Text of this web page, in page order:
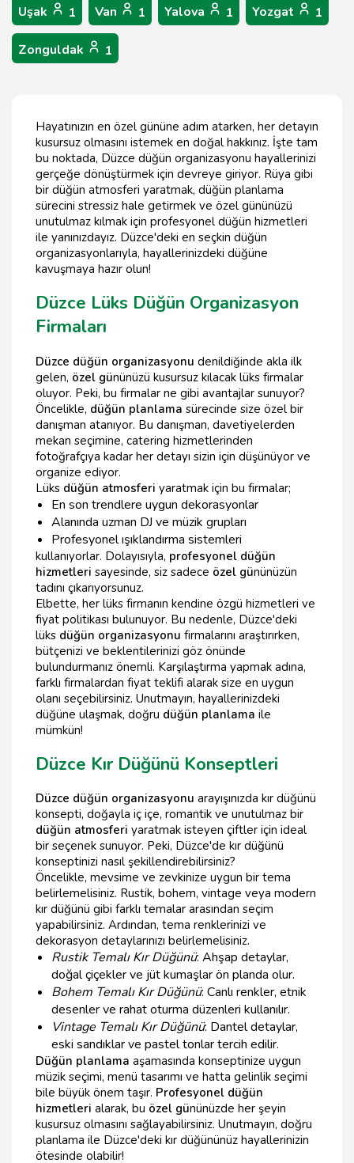
Uşak 1 Van 1 Yalova 1 Yozgat 1
Zonguldak 1
Hayatınızın en özel gününe adım atarken, her detayın
kusursuz olmasını istemek en doğal hakkınız. İşte tam
bu noktada, Düzce düğün organizasyonu hayallerinizi
gerçeğe dönüştürmek için devreye giriyor. Rüya gibi
bir düğün atmosferi yaratmak, düğün planlama
sürecini stressiz hale getirmek ve özel gününüzü
unutulmaz kılmak için profesyonel düğün hizmetleri
ile yanınızdayız. Düzce'deki en seçkin düğün
organizasyonlarıyla, hayallerinizdeki düğüne
kavuşmaya hazır olun!
Düzce Lüks Düğün Organizasyon
Firmaları
Düzce düğün organizasyonu denildiğinde akla ilk
gelen, özel gününüzü kusursuz kılacak lüks firmalar
oluyor. Peki, bu firmalar ne gibi avantajlar sunuyor?
Öncelikle, düğün planlama sürecinde size özel bir
danışman atanıyor. Bu danışman, davetiyelerden
mekan seçimine, catering hizmetlerinden
fotoğrafçıya kadar her detayı sizin için düşünüyor ve
organize ediyor.
Lüks düğün atmosferi yaratmak için bu firmalar;
En son trendlere uygun dekorasyonlar
Alanında uzman DJ ve müzik grupları
Profesyonel ışıklandırma sistemleri
kullanıyorlar. Dolayısıyla, profesyonel düğün
hizmetleri sayesinde, siz sadece özel gününüzün
tadını çıkarıyorsunuz.
Elbette, her lüks firmanın kendine özgü hizmetleri ve
fiyat politikası bulunuyor. Bu nedenle, Düzce'deki
lüks düğün organizasyonu firmalarını araştırırken,
bütçenizi ve beklentilerinizi göz önünde
bulundurmanız önemli. Karşılaştırma yapmak adına,
farklı firmalardan fiyat teklifi alarak size en uygun
olanı seçebilirsiniz. Unutmayın, hayallerinizdeki
düğüne ulaşmak, doğru düğün planlama ile
mümkün!
Düzce Kır Düğünü Konseptleri
Düzce düğün organizasyonu arayışınızda kır düğünü
konsepti, doğayla iç içe, romantik ve unutulmaz bir
düğün atmosferi yaratmak isteyen çiftler için ideal
bir seçenek sunuyor. Peki, Düzce'de kır düğünü
konseptinizi nasıl şekillendirebilirsiniz?
Öncelikle, mevsime ve zevkinize uygun bir tema
belirlemelisiniz. Rustik, bohem, vintage veya modern
kır düğünü gibi farklı temalar arasından seçim
yapabilirsiniz. Ardından, tema renklerinizi ve
dekorasyon detaylarınızı belirlemelisiniz.
Rustik Temalı Kır Düğünü: Ahşap detaylar,
doğal çiçekler ve jüt kumaşlar ön planda olur.
Bohem Temalı Kır Düğünü: Canlı renkler, etnik
desenler ve rahat oturma düzenleri kullanılır.
Vintage Temalı Kır Düğünü: Dantel detaylar,
eski sandıklar ve pastel tonlar tercih edilir.
Düğün planlama aşamasında konseptinize uygun
müzik seçimi, menü tasarımı ve hatta gelinlik seçimi
bile büyük önem taşır. Profesyonel düğün
hizmetleri alarak, bu özel gününüzde her şeyin
kusursuz olmasını sağlayabilirsiniz. Unutmayın, doğru
planlama ile Düzce'deki kır düğününüz hayallerinizin
ötesinde olabilir!